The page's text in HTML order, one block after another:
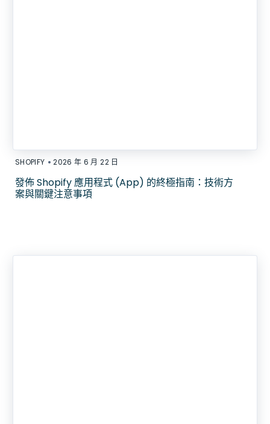
SHOPIFY • 2026 年 6 月 22 日
發佈 Shopify 應用程式 (App) 的終極指南：技術方
案與關鍵注意事項